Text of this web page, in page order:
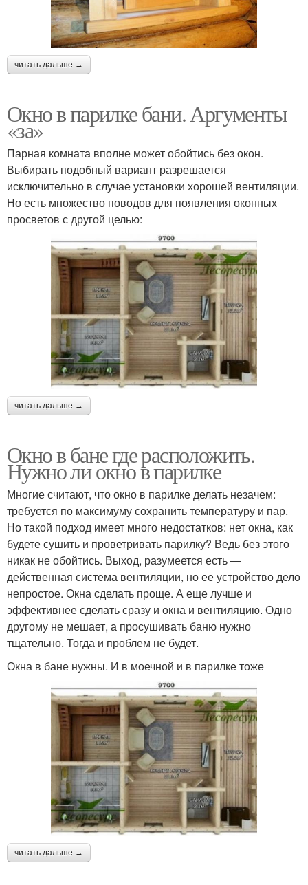
читать дальше →
Окно в парилке бани. Аргументы
«за»
Парная комната вполне может обойтись без окон.
Выбирать подобный вариант разрешается
исключительно в случае установки хорошей вентиляции.
Но есть множество поводов для появления оконных
просветов с другой целью:
читать дальше →
Окно в бане где расположить.
Нужно ли окно в парилке
Многие считают, что окно в парилке делать незачем:
требуется по максимуму сохранить температуру и пар.
Но такой подход имеет много недостатков: нет окна, как
будете сушить и проветривать парилку? Ведь без этого
никак не обойтись. Выход, разумеется есть —
действенная система вентиляции, но ее устройство дело
непростое. Окна сделать проще. А еще лучше и
эффективнее сделать сразу и окна и вентиляцию. Одно
другому не мешает, а просушивать баню нужно
тщательно. Тогда и проблем не будет.
Окна в бане нужны. И в моечной и в парилке тоже
читать дальше →